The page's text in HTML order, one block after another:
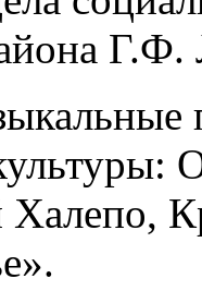
Г.Ф.
Халепо,